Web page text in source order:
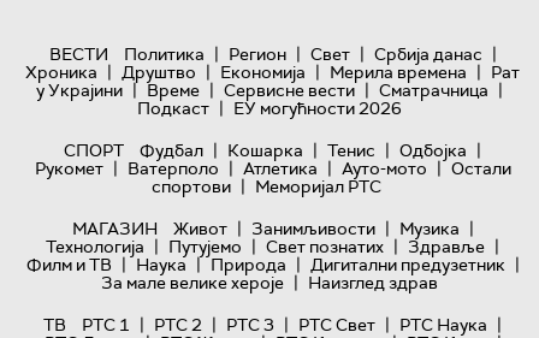
ВЕСТИ Политика | Регион | Свет | Србија данас |
Хроника | Друштво | Економија | Мерила времена | Рат
у Украјини | Време | Сервисне вести | Сматрачница |
Подкаст | ЕУ могућности 2026
СПОРТ
Фудбал | Кошарка | Тенис | Одбојка |
Рукомет | Ватерполо | Атлетика | Ауто-мото | Остали
спортови | Меморијал РТС
МАГАЗИН
Живот | Занимљивости | Музика |
Технологијa | Путујемо | Свет познатих | Здравље |
Филм и ТВ | Наука | Природа | Дигитални предузетник |
За мале велике хероје | Наизглед здрав
ТВ
РТС 1 | РТС 2 | РТС 3 | РТС Свет | РТС Наука |